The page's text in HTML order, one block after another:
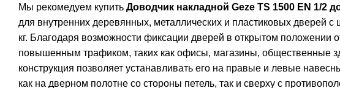
Мы рекомедуем купить Доводчик накладной Geze TS 1500 EN 1/2
для внутренних деревянных, металлических и пластиковых дверей
кг. Благодаря возможности фиксации дверей в открытом положении
повышенным трафиком, таких как офисы, магазины, общественные
конструкция позволяет устанавливать его на правые и левые
как на дверном полотне со стороны петель, так и сверху с